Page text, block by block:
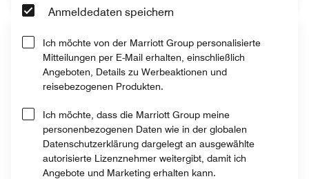
Anmeldedaten speichern
Ich möchte von der Marriott Group personalisierte
Mitteilungen per E-Mail erhalten, einschließlich
Angeboten, Details zu Werbeaktionen und
reisebezogenen Produkten.
Ich möchte, dass die Marriott Group meine
personenbezogenen Daten wie in der globalen
Datenschutzerklärung dargelegt an ausgewählte
autorisierte Lizenznehmer weitergibt, damit ich
Angebote und Marketing erhalten kann.